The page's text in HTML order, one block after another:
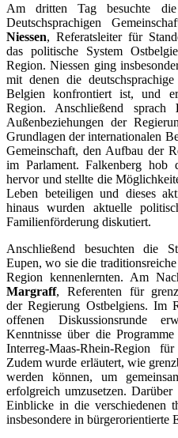
Am dritten Tag besuchte
Deutschsprachigen
Niessen, Referatsleiter für
das politische System
Region. Niessen ging
mit denen die
Belgien konfrontiert ist, und
Region. Anschließend sprach
Außenbeziehungen der
Grundlagen der internationalen
Gemeinschaft, den Aufbau der
im Parlament. Falkenberg hob
hervor und stellte die
Leben beteiligen und dieses
hinaus wurden aktuelle
Familienförderung diskutiert.
Anschließend besuchten die
Eupen, wo sie die
Region kennenlernten. Am
Margraff, Referenten für
der Regierung Ostbelgiens. Im
offenen Diskussionsrunde
Kenntnisse über die
Interreg-Maas-Rhein-Region
Zudem wurde erläutert, wie
werden können, um
erfolgreich umzusetzen.
Einblicke in die verschiedenen
insbesondere in bürgerorientierte